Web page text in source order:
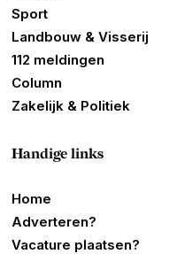
Sport
Landbouw & Visserij
112 meldingen
Column
Zakelijk & Politiek
Handige links
Home
Adverteren?
Vacature plaatsen?